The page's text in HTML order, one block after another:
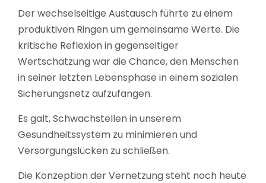
Der wechselseitige Austausch führte zu einem
produktiven Ringen um gemeinsame Werte. Die
kritische Reflexion in gegenseitiger
Wertschätzung war die Chance, den Menschen
in seiner letzten Lebensphase in einem sozialen
Sicherungsnetz aufzufangen.
Es galt, Schwachstellen in unserem
Gesundheitssystem zu minimieren und
Versorgungslücken zu schließen.
Die Konzeption der Vernetzung steht noch heute